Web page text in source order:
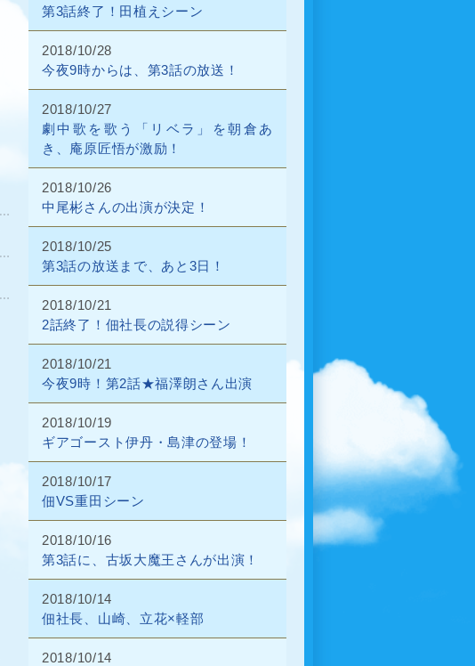
第3話終了！田植えシーン
2018/10/28
今夜9時からは、第3話の放送！
2018/10/27
劇中歌を歌う「リベラ」を朝倉あ
き、庵原匠悟が激励！
2018/10/26
中尾彬さんの出演が決定！
2018/10/25
第3話の放送まで、あと3日！
2018/10/21
2話終了！佃社長の説得シーン
2018/10/21
今夜9時！第2話★福澤朗さん出演
2018/10/19
ギアゴースト伊丹・島津の登場！
2018/10/17
佃VS重田シーン
2018/10/16
第3話に、古坂大魔王さんが出演！
2018/10/14
佃社長、山崎、立花×軽部
2018/10/14